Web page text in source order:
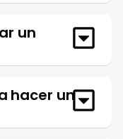
un
hacer un